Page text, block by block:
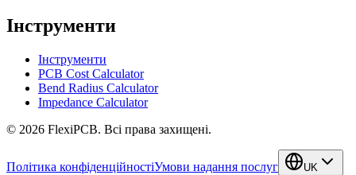
Інструменти
Інструменти
PCB Cost Calculator
Bend Radius Calculator
Impedance Calculator
© 2026 FlexiPCB. Всі права захищені.
Політика конфіденційностіУмови надання послуг UK